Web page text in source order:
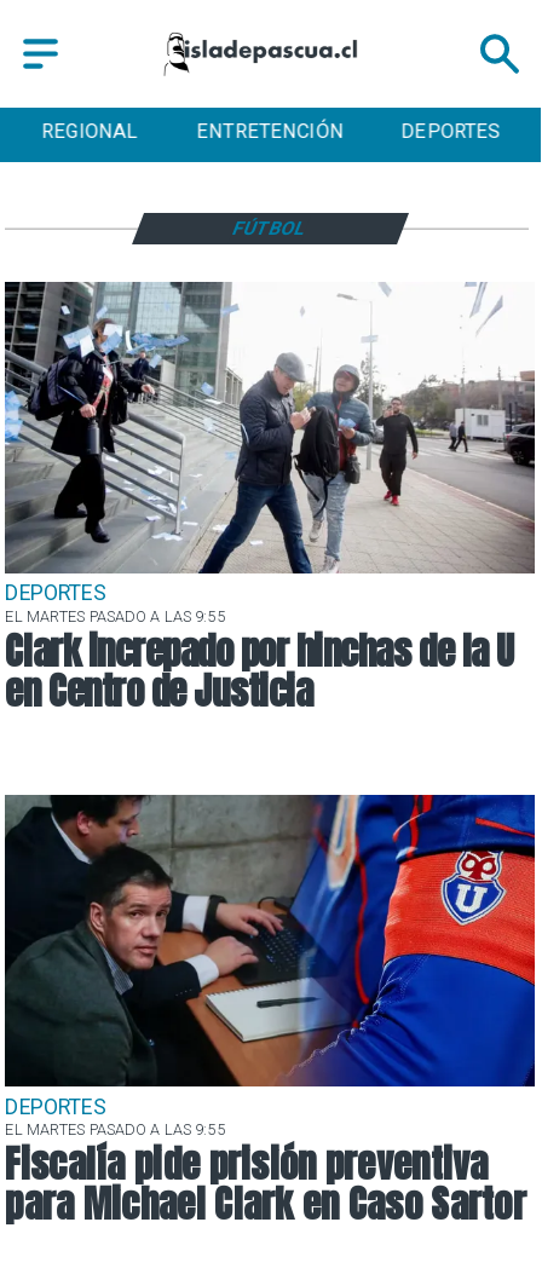
REGIONAL ENTRETENCIÓN DEPORTES
DEPORTES
EL MARTES PASADO A LAS 9:55
Clark increpado por hinchas de la U
en Centro de Justicia
DEPORTES
EL MARTES PASADO A LAS 9:55
Fiscalía pide prisión preventiva
para Michael Clark en Caso Sartor
FÚTBOL